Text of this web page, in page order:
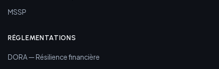
MSSP
RÉGLEMENTATIONS
DORA — Résilience financière